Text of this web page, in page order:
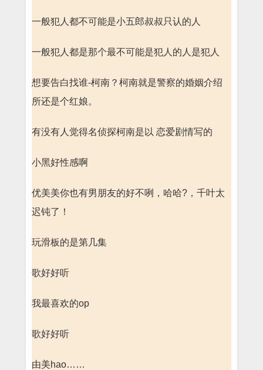
一般犯人都不可能是小五郎叔叔只认的人
一般犯人都是那个最不可能是犯人的人是犯人
想要告白找谁-柯南？柯南就是警察的婚姻介绍
所还是个红娘。
有没有人觉得名侦探柯南是以 恋爱剧情写的
小黑好性感啊
优美美你也有男朋友的好不咧，哈哈?，千叶太
迟钝了！
玩滑板的是第几集
歌好好听
我最喜欢的op
歌好好听
由美hao……